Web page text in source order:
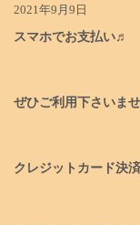
2021年9月9日
スマホでお支払い♬
ぜひご利用下さいませ
クレジットカード決